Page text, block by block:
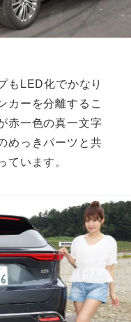
もLED化でかなり
カーを分離するこ
赤一色の真一文字
めっきパーツと共
います。